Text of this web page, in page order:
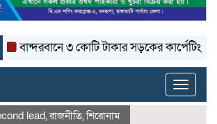
বান্দরবানে ৩ কোটি টাকার সড়কের কার্পেটিং উঠে
Toggle
lead,রাজনীতি,শিরোনাম